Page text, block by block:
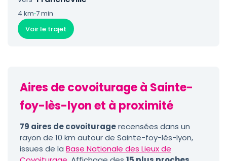
4 km·7 min
Voir le trajet
Aires de covoiturage à Sainte-
foy-lès-lyon et à proximité
79 aires de covoituragerecensées dans un
rayon de 10 km autour de Sainte-foy-lès-lyon,
issues de la Base Nationale des Lieux de